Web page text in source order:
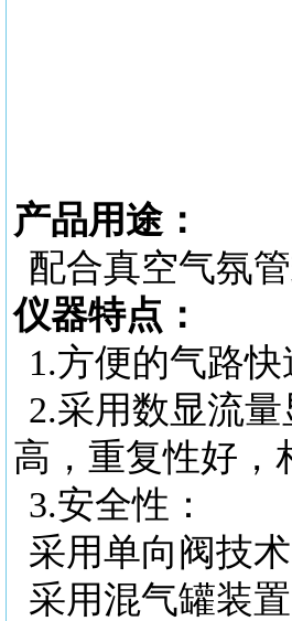
产品用途：
配合真空气氛
仪器特点：
1.方便的气路
2.采用数显流
高，重复性好，
3.安全性：
采用单向阀技
采用混气罐装